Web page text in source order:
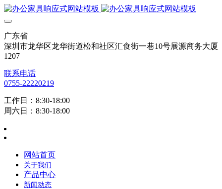
广东省
深圳市龙华区龙华街道松和社区汇食街一巷10号展源商务大厦
1207
联系电话
0755-22220219
工作日：8:30-18:00
周六日：8:30-18:00
网站首页
关于我们
产品中心
新闻动态